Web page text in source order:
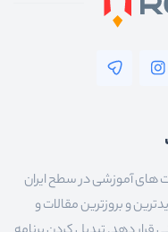
های آموزشی در سطح ایران
و بروزترین مقالات و